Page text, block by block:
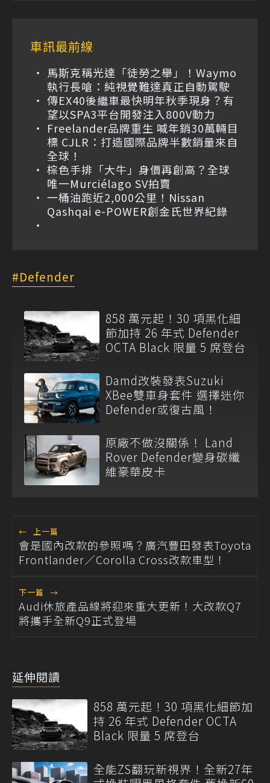
車訊最前線
馬斯克稱光達「徒勞之舉」！Waymo
執行長嗆：純視覺難達真正自動駕駛
傳EX40後繼車最快明年秋季現身？有
望以SPA3平台開發注入800V動力
Freelander品牌重生 喊年銷30萬輛目
標 CJLR：打造國際品牌半數銷量來自
全球！
棕色手排「大牛」身價再創高？全球
唯一Murciélago SV拍賣
一桶油跑近2,000公里！Nissan
Qashqai e-POWER創金氏世界紀錄
Defender
858 萬元起！30 項黑化細
節加持 26 年式 Defender
OCTA Black 限量 5 席登台
Damd改裝發表Suzuki
XBee雙車身套件 選擇迷你
Defender或復古風！
原廠不做沒關係！ Land
Rover Defender變身碳纖
維豪華皮卡
← 上一篇
會是國內改款的參照嗎？廣汽豐田發表Toyota
Frontlander／Corolla Cross改款車型！
下一篇 →
Audi休旅產品線將迎來重大更新！大改款Q7
將攜手全新Q9正式登場
延伸閱讀
858 萬元起！30 項黑化細節加
持 26 年式 Defender OCTA
Black 限量 5 席登台
全能ZS翻玩新視界！全新27年